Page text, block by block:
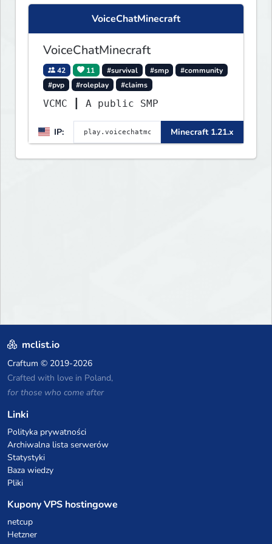
building cities that the world
VoiceChatMinecraft
VoiceChatMinecraft
42 11 #survival #smp
#community
#pvp
#roleplay #claims
VCMC ┃ A public SMP
IP: Minecraft 1.21.x
mclist.io
Craftum © 2019-2026
Crafted with love in Poland,
for those who come after
Linki
Polityka prywatności
Archiwalna lista serwerów
Statystyki
Baza wiedzy
Pliki
Kupony VPS hostingowe
netcup
Hetzner